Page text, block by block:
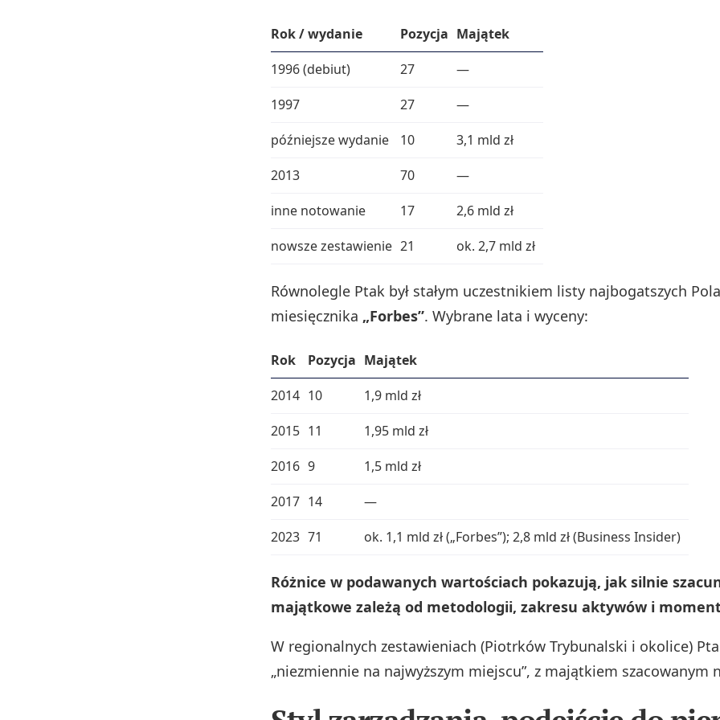
Rok / wydanie Pozycja Majątek
1996 (debiut)
27
—
1997
27
—
późniejsze wydanie
10
3,1 mld zł
2013
70
—
inne notowanie
17
2,6 mld zł
nowsze zestawienie 21 ok. 2,7 mld zł
Równolegle Ptak był stałym uczestnikiem listy najbogatszych
miesięcznika „Forbes”. Wybrane lata i wyceny:
Rok Pozycja Majątek
2014 10
1,9 mld zł
2015 11
1,95 mld zł
2016 9
1,5 mld zł
2017 14
—
2023 71 ok. 1,1 mld zł („Forbes”); 2,8 mld zł (Business Insider)
Różnice w podawanych wartościach pokazują, jak silnie
majątkowe zależą od metodologii, zakresu aktywów i
W regionalnych zestawieniach (Piotrków Trybunalski i okolice)
„niezmiennie na najwyższym miejscu”, z majątkiem szacowanym